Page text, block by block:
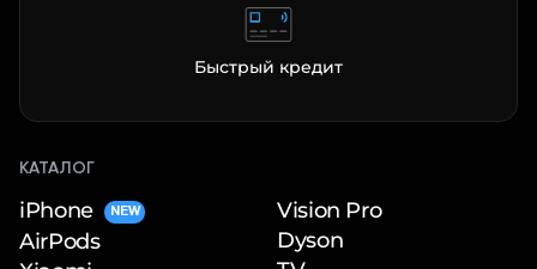
Быстрый кредит
КАТАЛОГ
iPhone NEW
AirPods
Vision Pro
Dyson